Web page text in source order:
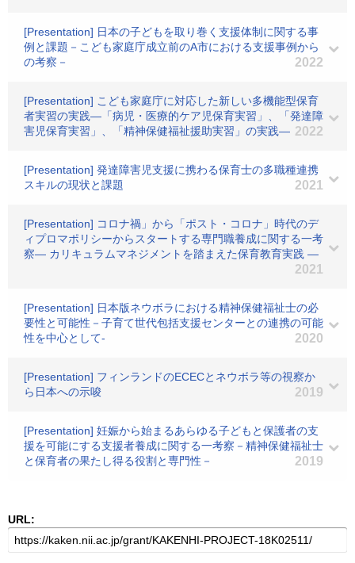
[Presentation] 日本の子どもを取り巻く支援体制に関する事
例と課題－こども家庭庁成立前のA市における支援事例から
の考察－
2022
[Presentation] こども家庭庁に対応した新しい多機能型保育
者実習の実践―「病児・医療的ケア児保育実習」、「発達障
害児保育実習」、「精神保健福祉援助実習」の実践― 2022
[Presentation] 発達障害児支援に携わる保育士の多職種連携
スキルの現状と課題
2021
[Presentation] コロナ禍」から「ポスト・コロナ」時代のデ
ィプロマポリシーからスタートする専門職養成に関する一考
察― カリキュラムマネジメントを踏まえた保育教育実践 ―
2021
[Presentation] 日本版ネウボラにおける精神保健福祉士の必
要性と可能性－子育て世代包括支援センターとの連携の可能
性を中心として-
2020
[Presentation] フィンランドのECECとネウボラ等の視察か
ら日本への示唆
2019
[Presentation] 妊娠から始まるあらゆる子どもと保護者の支
援を可能にする支援者養成に関する一考察－精神保健福祉士
と保育者の果たし得る役割と専門性－
2019
URL: